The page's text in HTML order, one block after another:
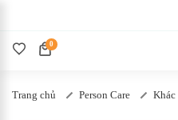
0
Trang chủ Person Care Khác